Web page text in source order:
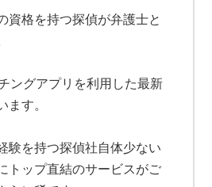
格を持つ探偵が弁護士と
ングアプリを利用した最新
す。
験を持つ探偵社自体少ない
トップ直結のサービスがご